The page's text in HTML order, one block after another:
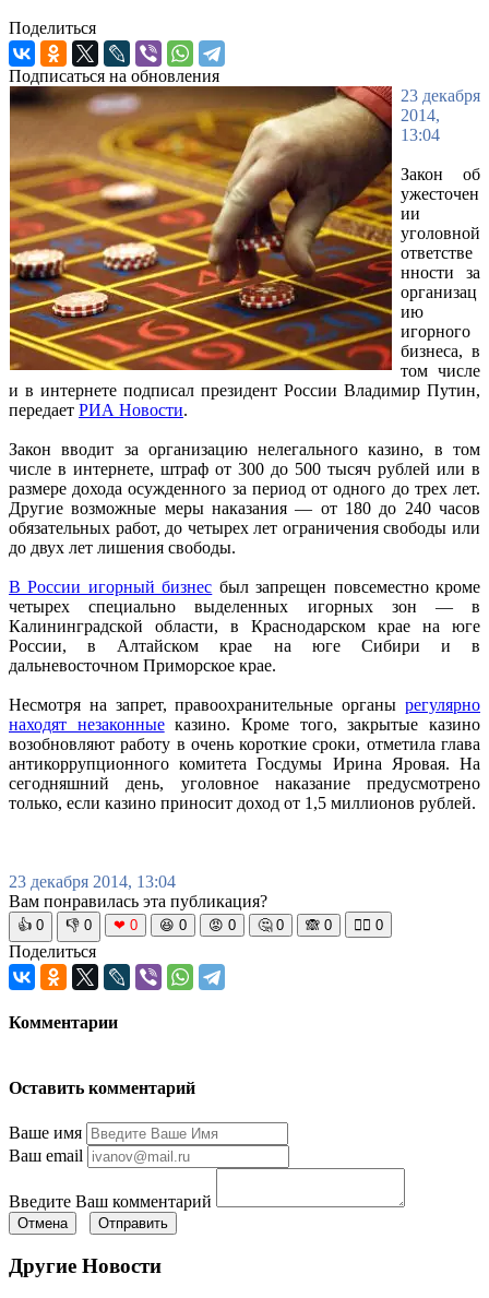
Поделиться
Подписаться на обновления
23 декабря
2014,
13:04
Закон об
ужесточен
ии
уголовной
ответстве
нности за
организац
ию
игорного
бизнеса, в
том числе
и в интернете подписал президент России Владимир Путин,
передает РИА Новости.
Закон вводит за организацию нелегального казино, в том
числе в интернете, штраф от 300 до 500 тысяч рублей или в
размере дохода осужденного за период от одного до трех лет.
Другие возможные меры наказания — от 180 до 240 часов
обязательных работ, до четырех лет ограничения свободы или
до двух лет лишения свободы.
В России игорный бизнес был запрещен повсеместно кроме
четырех специально выделенных игорных зон — в
Калининградской области, в Краснодарском крае на юге
России, в Алтайском крае на юге Сибири и в
дальневосточном Приморское крае.
Несмотря на запрет, правоохранительные органы регулярно
находят незаконныеказино. Кроме того, закрытые казино
возобновляют работу в очень короткие сроки, отметила глава
антикоррупционного комитета Госдумы Ирина Яровая. На
сегодняшний день, уголовное наказание предусмотрено
только, если казино приносит доход от 1,5 миллионов рублей.
23 декабря 2014, 13:04
Вам понравилась эта публикация?
👍 0 👎 0 ❤ 0 😆 0 😡 0 🤔 0 🙈 0 🧘‍♀️ 0
Поделиться
Комментарии
Оставить комментарий
Ваше имя
Ваш email
Введите Ваш комментарий
Отмена Отправить
Другие Новости